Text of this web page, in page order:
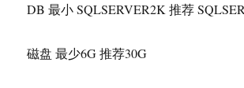
DB 最小 SQLSERVER2K 推荐
磁盘 最少6G 推荐30G